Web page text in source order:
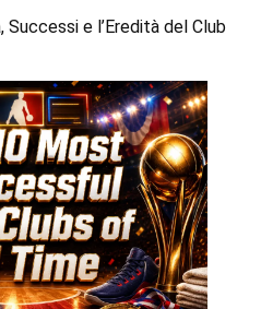
e l’Eredità del Club